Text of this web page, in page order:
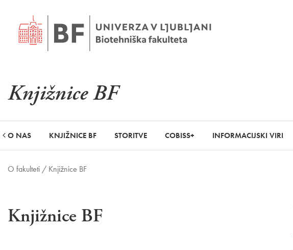
Knjižnice BF
O NAS KNJIŽNICE BF STORITVE COBISS+ INFORMACIJSKI VIRI
O fakulteti / Knjižnice BF
Knjižnice BF